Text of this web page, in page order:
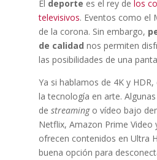
El deporte es el rey de los
televisivos. Eventos como el
de la corona. Sin embargo,
de calidad nos permiten
las posibilidades de una
Ya si hablamos de 4K y
la tecnología en arte.
de streamingo vídeo bajo
Netflix, Amazon Prime Video
ofrecen contenidos en Ultra
buena opción para